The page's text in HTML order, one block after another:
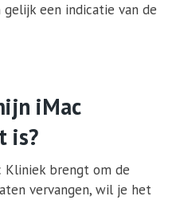
gelijk een indicatie van de
iMac
is?
Kliniek brengt om de
vervangen, wil je het